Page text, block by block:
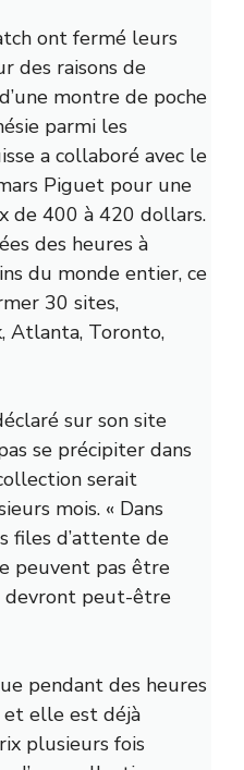
ont fermé leurs
des raisons de
montre de poche
parmi les
a collaboré avec le
Piguet pour une
de 400 à 420 dollars.
des heures à
du monde entier, ce
30 sites,
Atlanta, Toronto,
sur son site
se précipiter dans
serait
mois. « Dans
files d’attente de
peuvent pas être
devront peut-être
pendant des heures
elle est déjà
plusieurs fois